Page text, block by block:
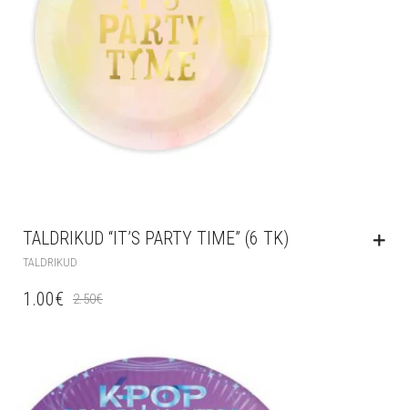
TALDRIKUD “IT’S PARTY TIME” (6 TK)
TALDRIKUD
2.50€
1.00€